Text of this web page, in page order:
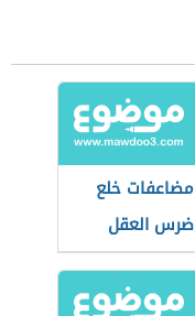
مضاعفات خلع
ضرس العقل